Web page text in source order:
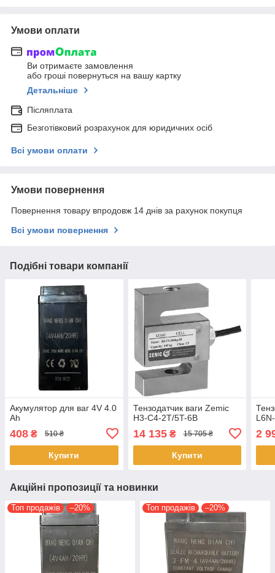
Умови оплати
Ви отримаєте замовлення
або гроші повернуться на вашу картку
Детальніше
Післяплата
Безготівковий розрахунок для юридичних осіб
Всі умови оплати
Умови повернення
Повернення товару впродовж 14 днів за рахунок покупця
Всі умови повернення
Подібні товари компанії
Акумулятор для ваг 4V 4.0
Аh
408 ₴ 510 ₴
Купити
Тензодатчик ваги Zemic
H3-C4-2T/5T-6B
14 135₴ 15 705 ₴
Купити
2
Акційні пропозиції та новинки
Топ продажів –20% Топ продажів –20%